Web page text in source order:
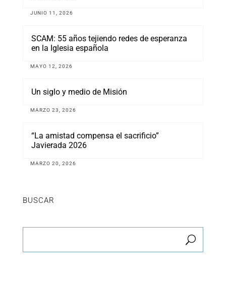
JUNIO 11, 2026
SCAM: 55 años tejiendo redes de esperanza
en la Iglesia española
MAYO 12, 2026
Un siglo y medio de Misión
MARZO 23, 2026
“La amistad compensa el sacrificio”
Javierada 2026
MARZO 20, 2026
BUSCAR